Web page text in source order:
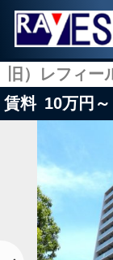
旧）レフィー
賃料 10万円～